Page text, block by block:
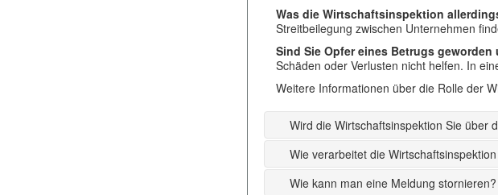
Was die Wirtschaftsinspektion
Streitbeilegung zwischen Unternehmen
Sind Sie Opfer eines Betrugs
Schäden oder Verlusten nicht helfen. In
Weitere Informationen über die Rolle der
Wird die Wirtschaftsinspektion Sie über
Wie verarbeitet die
Wie kann man eine Meldung stornieren?